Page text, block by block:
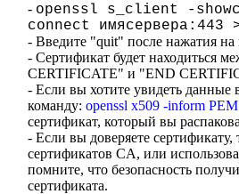
- openssl s_client -
connect имясервера:443
- Введите "quit" после нажатия
- Сертификат будет находиться
CERTIFICATE" и "END
- Если вы хотите увидеть данные
команду: openssl x509 -inform
сертификат, который вы
- Если вы доверяете
сертификатов CA, или
помните, что безопасность
сертификата.